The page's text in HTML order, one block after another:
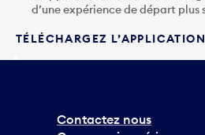
d’une expérience de départ plus
TÉLÉCHARGEZ L’APPLICATION
Contactez nous